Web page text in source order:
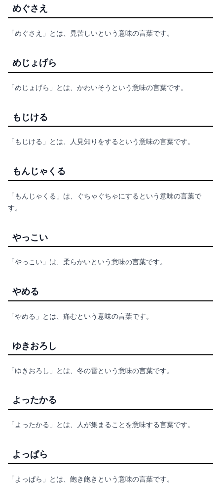
めぐさえ
「めぐさえ」とは、見苦しいという意味の言葉です。
めじょげら
「めじょげら」とは、かわいそうという意味の言葉です。
もじける
「もじける」とは、人見知りをするという意味の言葉です。
もんじゃくる
「もんじゃくる」は、ぐちゃぐちゃにするという意味の言葉で
す。
やっこい
「やっこい」は、柔らかいという意味の言葉です。
やめる
「やめる」とは、痛むという意味の言葉です。
ゆきおろし
「ゆきおろし」とは、冬の雷という意味の言葉です。
よったかる
「よったかる」とは、人が集まることを意味する言葉です。
よっぱら
「よっぱら」とは、飽き飽きという意味の言葉です。